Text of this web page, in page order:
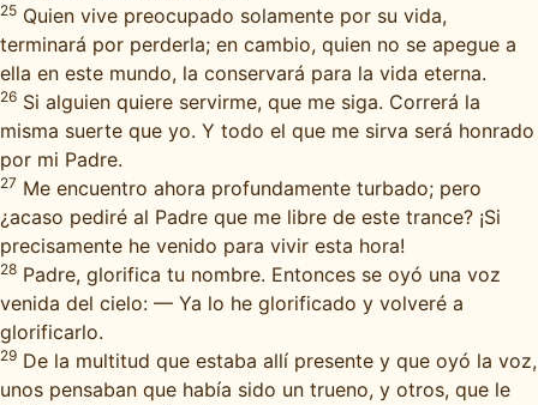
25 Quien vive preocupado solamente por su vida,
terminará por perderla; en cambio, quien no se apegue a
ella en este mundo, la conservará para la vida eterna.
26 Si alguien quiere servirme, que me siga. Correrá la
misma suerte que yo. Y todo el que me sirva será honrado
por mi Padre.
27 Me encuentro ahora profundamente turbado; pero
¿acaso pediré al Padre que me libre de este trance? ¡Si
precisamente he venido para vivir esta hora!
28 Padre, glorifica tu nombre. Entonces se oyó una voz
venida del cielo: — Ya lo he glorificado y volveré a
glorificarlo.
29 De la multitud que estaba allí presente y que oyó la voz,
unos pensaban que había sido un trueno, y otros, que le